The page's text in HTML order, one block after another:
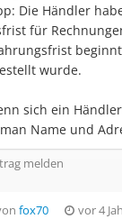
Die Händler
für
wurde.
sich ein
Name und
melden
fox70 vor 4